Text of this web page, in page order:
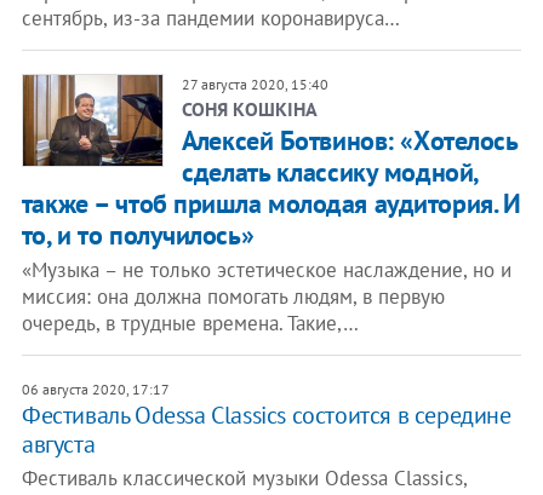
сентябрь, из-за пандемии коронавируса…
27 августа 2020, 15:40
СОНЯ КОШКІНА
Алексей Ботвинов: «Хотелось
сделать классику модной,
также – чтоб пришла молодая аудитория. И
то, и то получилось»
«Музыка – не только эстетическое наслаждение, но и
миссия: она должна помогать людям, в первую
очередь, в трудные времена. Такие,…
06 августа 2020, 17:17
Фестиваль Odessa Classics состоится в середине
августа
Фестиваль классической музыки Odessa Classics,